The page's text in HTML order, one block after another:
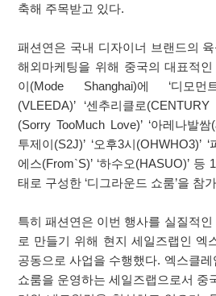
축해 주목받고 있다.
패션연은 국내 디자이너 브랜드의
해외마케팅을 위해 중국의 대표적
이(Mode Shanghai)에 ‘디모먼
(VLEEDA)’ ‘센추리클로(CENTURY
(Sorry TooMuch Love)’ ‘아레나발쌈
투제이(S2J)’ ‘오후3시(OHWHO3)’ ‘
에스(From`S)’ ‘하수오(HASUO)’ 등
태로 구성한 ‘디그라운드 쇼룸’을 참
특히 패션연은 이번 행사를 실질적
로 만들기 위해 현지 세일즈랩인 엑
공동으로 사업을 수행했다. 엑스클
쇼룸을 운영하는 세일즈랩으로서 중